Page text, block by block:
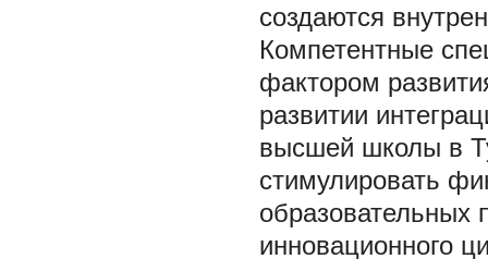
создаются
Компетентные
фактором
развитии
высшей школы в
стимулировать
образовательных
инновационного